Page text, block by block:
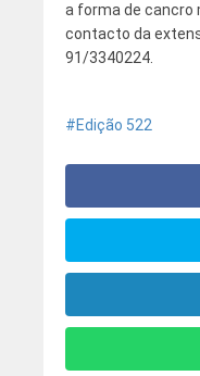
a forma de cancro
contacto da
91/3340224.
Edição 522